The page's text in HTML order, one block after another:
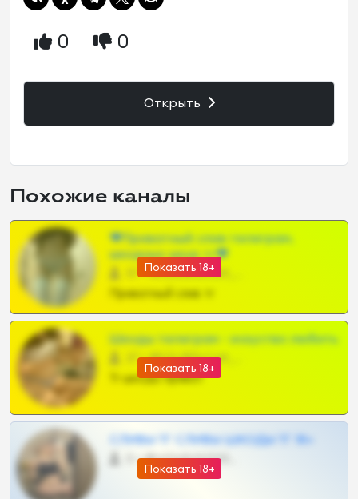
0 0
Открыть
Похожие каналы
Показать 18+
❤Приватный слив телеграм,
шкодных шкур тг❤
57 •
Приватный слив тг
Показать 18+
Шкоды телеграм - искуство любить
27 •
Тг шкоды приват
Показать 18+
СЛИВЫ ТГ СЛИВЫ ШКОДЫ ТГ 18+
0 •